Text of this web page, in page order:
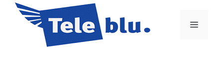
contenuto
Menu